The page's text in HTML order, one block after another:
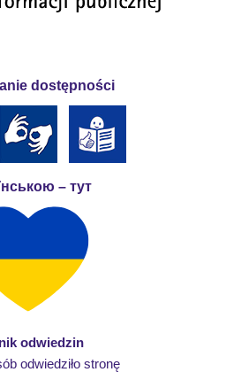
dostępności
– тут
odwiedzin
odwiedziło stronę